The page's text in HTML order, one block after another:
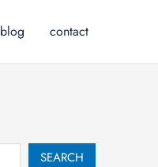
blog contact
SEARCH